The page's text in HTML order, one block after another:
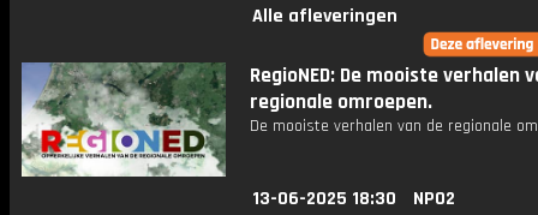
Alle afleveringen
RegioNED: De mooiste verhalen
regionale omroepen.
De mooiste verhalen van de regionale
13-06-2025 18:30
NPO2